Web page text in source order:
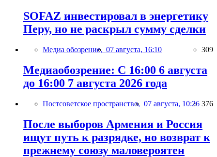
SOFAZ инвестировал в энергетику
Перу, но не раскрыл сумму сделки
Медиа обозрение, 07 августа, 16:10 309
Медиаобозрение: С 16:00 6 августа
до 16:00 7 августа 2026 года
Постсоветское пространство, 07 августа, 10:26 376
После выборов Армения и Россия
ищут путь к разрядке, но возврат к
прежнему союзу маловероятен